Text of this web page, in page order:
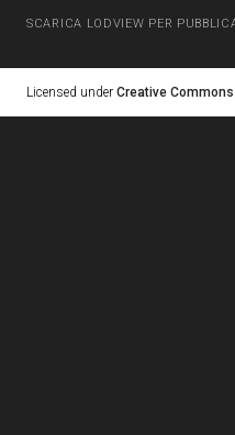
SCARICA LODVIEW PER
Licensed under Creative